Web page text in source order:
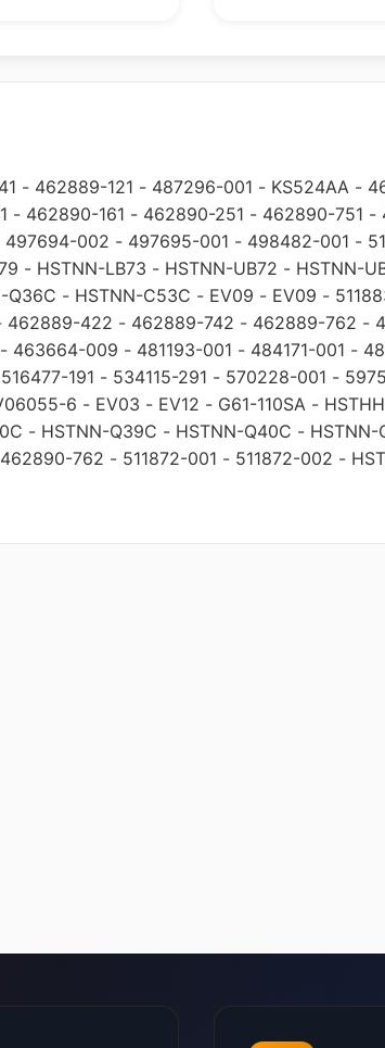
- 462889-121 - 487296-001 - KS524AA -
- 462890-161 - 462890-251 - 462890-751 -
497694-002 - 497695-001 - 498482-001 -
- HSTNN-LB73 - HSTNN-UB72 - HSTNN-
Q36C - HSTNN-C53C - EV09 - EV09 -
462889-422 - 462889-742 - 462889-762 -
- 463664-009 - 481193-001 - 484171-001 -
516477-191 - 534115-291 - 570228-001 -
6 - EV03 - EV12 - G61-110SA -
- HSTNN-Q39C - HSTNN-Q40C - HSTNN-
462890-762 - 511872-001 - 511872-002 -